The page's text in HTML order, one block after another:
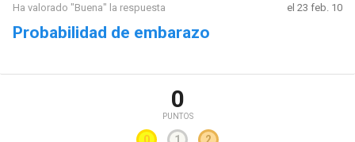
Ha valorado "Buena" la respuesta el 23 feb. 10
Probabilidad de embarazo
0
PUNTOS